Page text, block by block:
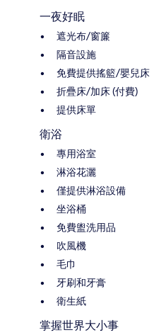
一夜好眠
遮光布/窗簾
隔音設施
免費提供搖籃/嬰兒床
折疊床/加床 (付費)
提供床單
衛浴
專用浴室
淋浴花灑
僅提供淋浴設備
坐浴桶
免費盥洗用品
吹風機
毛巾
牙刷和牙膏
衛生紙
掌握世界大小事